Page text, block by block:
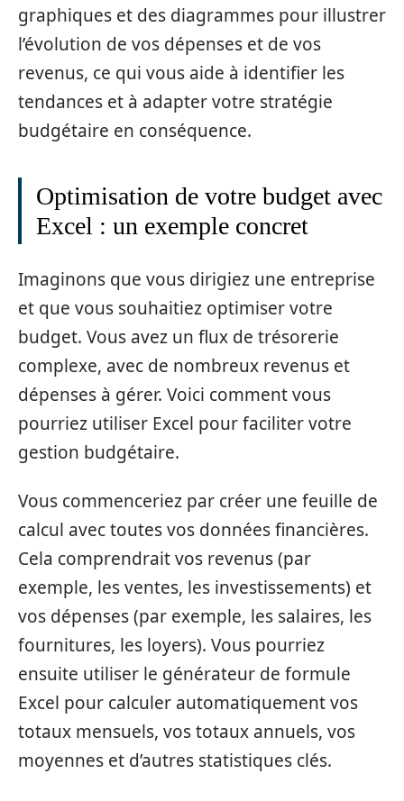
graphiques et des diagrammes pour illustrer
l’évolution de vos dépenses et de vos
revenus, ce qui vous aide à identifier les
tendances et à adapter votre stratégie
budgétaire en conséquence.
Optimisation de votre budget avec
Excel : un exemple concret
Imaginons que vous dirigiez une entreprise
et que vous souhaitiez optimiser votre
budget. Vous avez un flux de trésorerie
complexe, avec de nombreux revenus et
dépenses à gérer. Voici comment vous
pourriez utiliser Excel pour faciliter votre
gestion budgétaire.
Vous commenceriez par créer une feuille de
calcul avec toutes vos données financières.
Cela comprendrait vos revenus (par
exemple, les ventes, les investissements) et
vos dépenses (par exemple, les salaires, les
fournitures, les loyers). Vous pourriez
ensuite utiliser le générateur de formule
Excel pour calculer automatiquement vos
totaux mensuels, vos totaux annuels, vos
moyennes et d’autres statistiques clés.